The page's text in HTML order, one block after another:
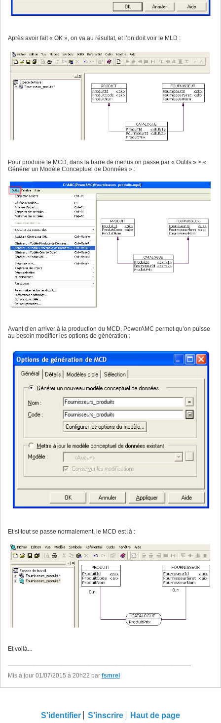
Après avoir fait « OK », on va au résultat, et l’on doit voir le MLD :
Pour produire le MCD, dans la barre de menus on passe par « Outils » > «
Générer un Modèle Conceptuel de Données » :
Avant d’en arriver à la production du MCD, PowerAMC permet qu’on puisse
au besoin modifier les options de génération :
Et si tout se passe normalement, le MCD est là :
Et voilà...
Mis à jour 01/07/2015 à 20h22 par fsmrel
S'identifier S'inscrire Haut de page